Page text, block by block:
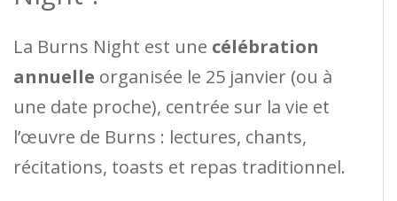
La Burns Night est une célébration
annuelle organisée le 25 janvier (ou à
une date proche), centrée sur la vie et
l’œuvre de Burns : lectures, chants,
récitations, toasts et repas traditionnel.